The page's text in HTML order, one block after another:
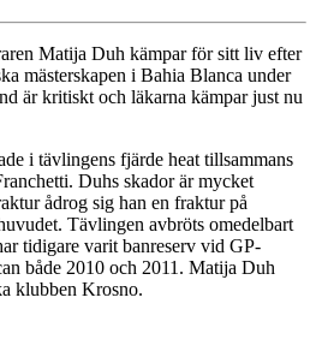
Matija Duh kämpar för sitt liv efter
mästerskapen i Bahia Blanca under
är kritiskt och läkarna kämpar just nu
i tävlingens fjärde heat tillsammans
Duhs skador är mycket
ådrog sig han en fraktur på
Tävlingen avbröts omedelbart
tidigare varit banreserv vid GP-
både 2010 och 2011. Matija Duh
klubben Krosno.